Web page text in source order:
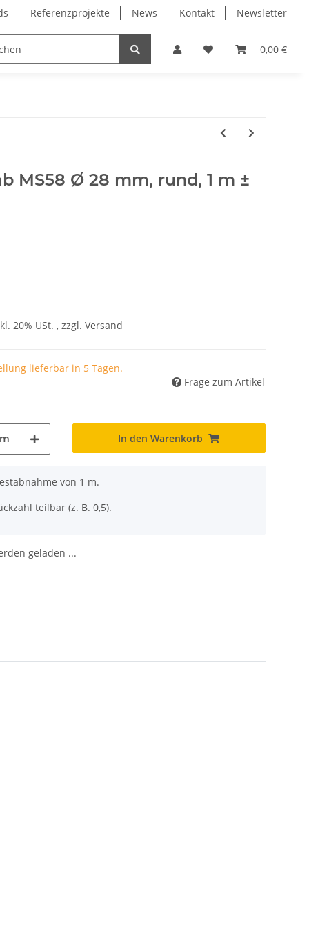
Referenzprojekte News Kontakt Newsletter
0,00 €
Lagertechnik Lineartechnik
MS58 Ø 28 mm, rund, 1 m ±
20% USt. , zzgl. Versand
lieferbar in 5 Tagen.
Frage zum Artikel
m In den Warenkorb
von 1 m.
teilbar (z. B. 0,5).
geladen ...